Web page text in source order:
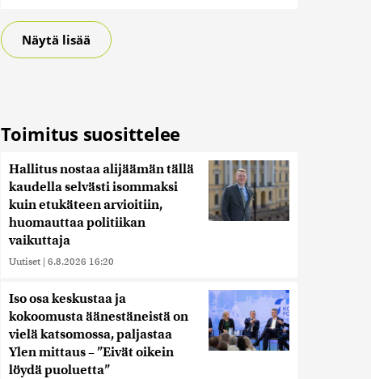
Näytä lisää
Toimitus suosittelee
Hallitus nostaa alijäämän tällä
kaudella selvästi isommaksi
kuin etukäteen arvioitiin,
huomauttaa politiikan
vaikuttaja
Uutiset | 6.8.2026 16:20
Iso osa keskustaa ja
kokoomusta äänestäneistä on
vielä katsomossa, paljastaa
Ylen mittaus – ”Eivät oikein
löydä puoluetta”